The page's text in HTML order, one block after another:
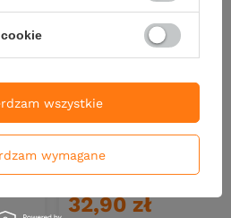
NOWOŚĆ
Przynęta FishB Vertigo -
- kolor 2
32,90 zł
wymagane
wszystkie